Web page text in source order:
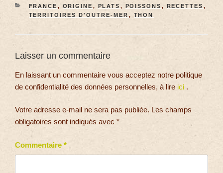
FRANCE , ORIGINE , PLATS , POISSONS , RECETTES ,
TERRITOIRES D'OUTRE-MER , THON
Laisser un commentaire
En laissant un commentaire vous acceptez notre politique
de confidentialité des données personnelles, à lire ici .
Votre adresse e-mail ne sera pas publiée. Les champs
obligatoires sont indiqués avec *
Commentaire *